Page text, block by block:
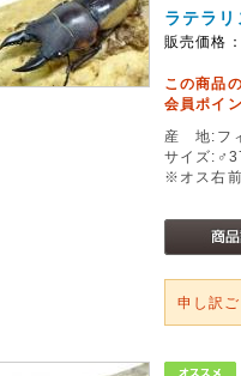
ラテラ
販売価格
この商品
会員ポイ
産 地:フ
サイズ
※オス右
申し訳